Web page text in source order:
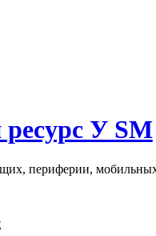
У SM
периферии, мобильных